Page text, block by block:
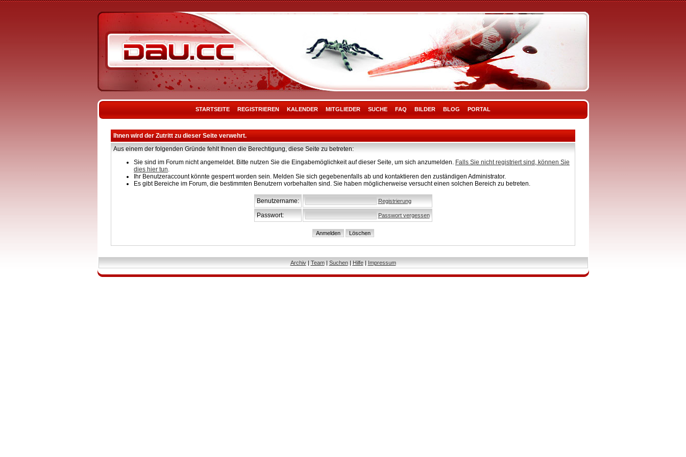
STARTSEITE REGISTRIEREN KALENDER MITGLIEDER SUCHE FAQ BILDER BLOG PORTAL
Ihnen wird der Zutritt zu dieser Seite verwehrt.
Aus einem der folgenden Gründe fehlt Ihnen die Berechtigung, diese Seite zu betreten:
Sie sind im Forum nicht angemeldet. Bitte nutzen Sie die Eingabemöglichkeit auf dieser Seite, um sich anzumelden. Falls Sie nicht registriert sind, können Sie
dies hier tun.
Ihr Benutzeraccount könnte gesperrt worden sein. Melden Sie sich gegebenenfalls ab und kontaktieren den zuständigen Administrator.
Es gibt Bereiche im Forum, die bestimmten Benutzern vorbehalten sind. Sie haben möglicherweise versucht einen solchen Bereich zu betreten.
Benutzername: Registrierung
Passwort: Passwort vergessen
Archiv| Team| Suchen| Hilfe| Impressum